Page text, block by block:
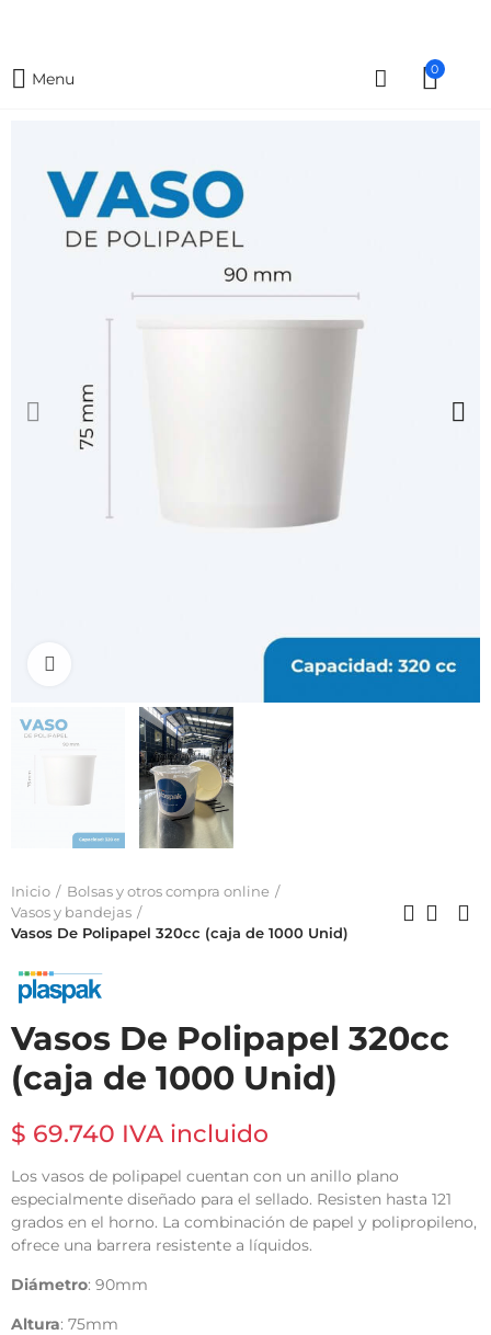
Menu 0
Inicio
Bolsas y otros compra online
Vasos y bandejas
Vasos De Polipapel 320cc (caja de 1000 Unid)
Vasos De Polipapel 320cc
(caja de 1000 Unid)
$ 69.740 IVA incluido
Los vasos de polipapel cuentan con un anillo plano
especialmente diseñado para el sellado. Resisten hasta 121
grados en el horno. La combinación de papel y polipropileno,
ofrece una barrera resistente a líquidos.
Diámetro: 90mm
Altura: 75mm